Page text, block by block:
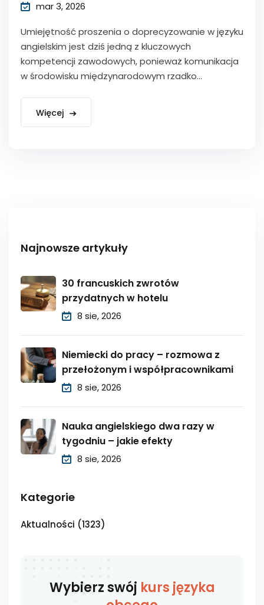
mar 3, 2026
Umiejętność proszenia o doprecyzowanie w języku
angielskim jest dziś jedną z kluczowych
kompetencji zawodowych, ponieważ komunikacja
w środowisku międzynarodowym rzadko...
Więcej
Najnowsze artykuły
30 francuskich zwrotów
przydatnych w hotelu
8 sie, 2026
Niemiecki do pracy – rozmowa z
przełożonym i współpracownikami
8 sie, 2026
Nauka angielskiego dwa razy w
tygodniu – jakie efekty
8 sie, 2026
Kategorie
Aktualności (1323)
Wybierz swój kurs języka